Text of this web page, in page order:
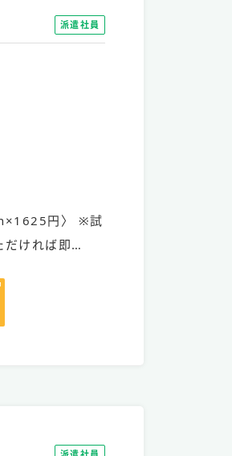
派遣社員
円〉 ※試
だければ即…